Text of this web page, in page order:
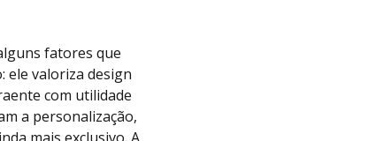
fatores que
ele valoriza design
com utilidade
a personalização,